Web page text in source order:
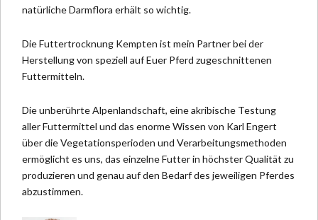
natürliche Darmflora erhält so wichtig.
Die Futtertrocknung Kempten ist mein Partner bei der
Herstellung von speziell auf Euer Pferd zugeschnittenen
Futtermitteln.
Die unberührte Alpenlandschaft, eine akribische Testung
aller Futtermittel und das enorme Wissen von Karl Engert
über die Vegetationsperioden und Verarbeitungsmethoden
ermöglicht es uns, das einzelne Futter in höchster Qualität zu
produzieren und genau auf den Bedarf des jeweiligen Pferdes
abzustimmen.